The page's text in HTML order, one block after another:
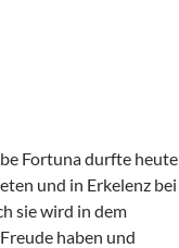
Fortuna durfte heute
und in Erkelenz bei
sie wird in dem
haben und